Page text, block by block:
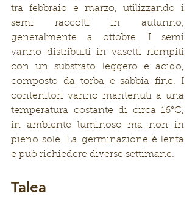
tra febbraio e marzo, utilizzando i
semi raccolti in autunno,
generalmente a ottobre. I semi
vanno distribuiti in vasetti riempiti
con un substrato leggero e acido,
composto da torba e sabbia fine. I
contenitori vanno mantenuti a una
temperatura costante di circa 16°C,
in ambiente luminoso ma non in
pieno sole. La germinazione è lenta
e può richiedere diverse settimane.
Talea